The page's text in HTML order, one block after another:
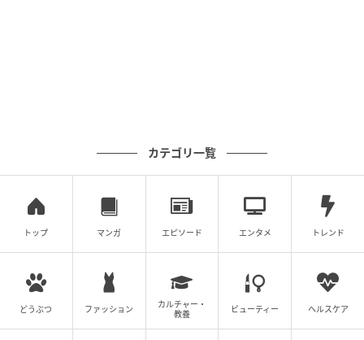
「この土地を買うと建築の予算が残らない」
「購入の意思決定が遅くなる」というデメリットはあ
のつかない失敗を防ぎやすくなるはずです。
なお、地盤や法規制の確認など、正式な調査が別途必
要です。まずは気軽な相談として、建築会社にプロの
カテゴリ一覧
トップ マンガ エピソード エンタメ トレンド
どうぶつ ファッション
カルチャー・
教養
ビューティー ヘルスケア